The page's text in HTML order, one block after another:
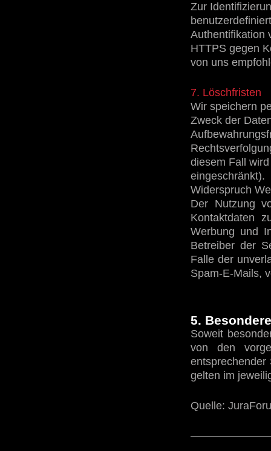
Zur
Authentifikation
HTTPS gegen
von uns
7. Löschfristen
Wir speichern
Zweck der
diesem Fall
eingeschränkt).
Widerspruch
Der Nutzung
Kontaktdaten
Werbung und
Betreiber der
Falle der
Spam-E-Mails,
5.
Soweit
von den
entsprechender
gelten im
Quelle: